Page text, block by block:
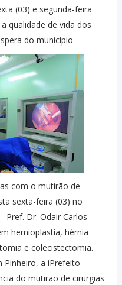
(03) e segunda-feira
qualidade de vida dos
do município
com o mutirão de
sexta-feira (03) no
Pref. Dr. Odair Carlos
hernioplastia, hérnia
e colecistectomia.
a iPrefeito
do mutirão de cirurgias